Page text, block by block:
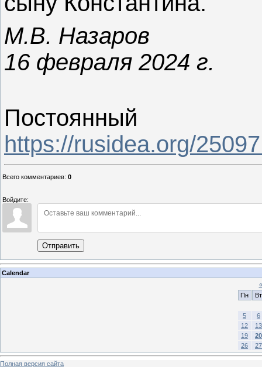
М.В. Назаров
16 февраля 2024 г.
Постоянный
https://rusidea.org/
Всего комментариев: 0
Войдите:
Отправить
Calendar
«
Пн
Вт
5
6
12
13
19
20
26
27
Полная версия сайта